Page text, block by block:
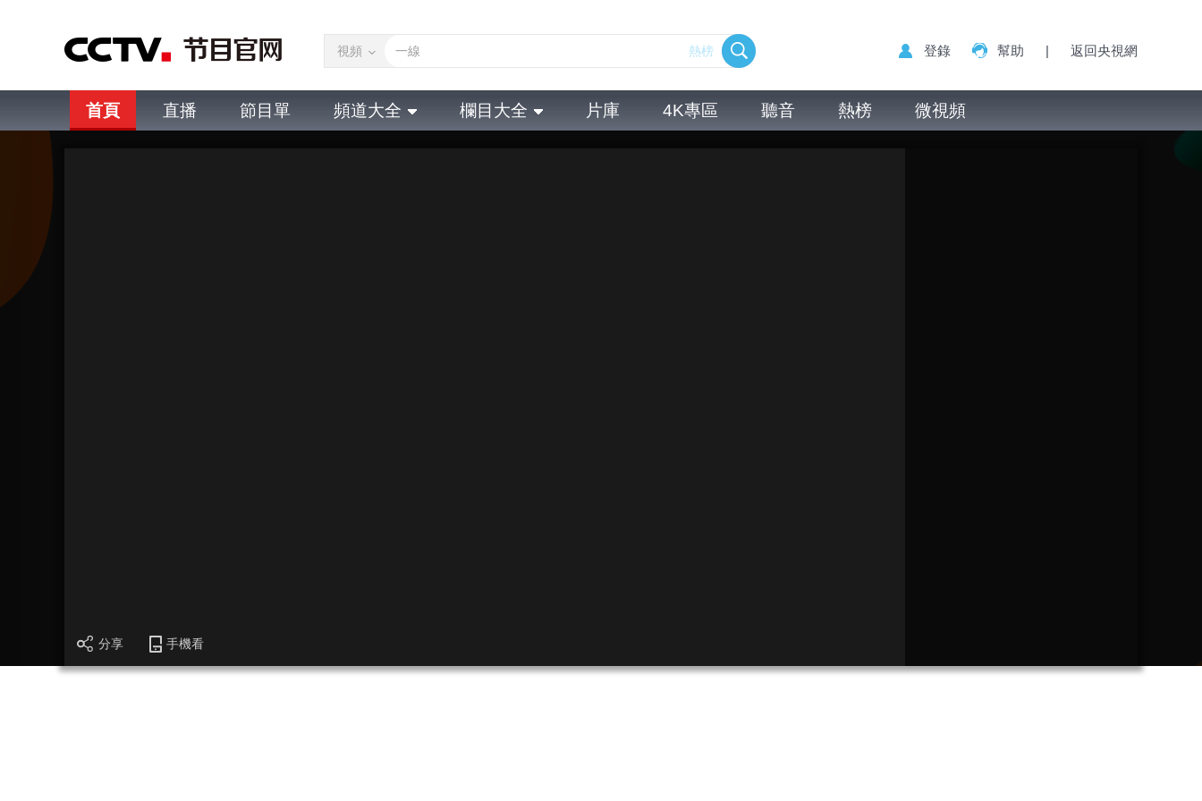
視頻 熱榜 登錄 幫助 | 返回央視網
首頁 直播 節目單 頻道大全 欄目大全 片庫 4K專區 聽音 熱榜 微視頻
分享 手機看